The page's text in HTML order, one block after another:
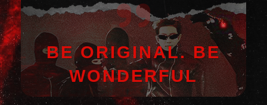
BE ORIGINAL. BE
WONDERFUL